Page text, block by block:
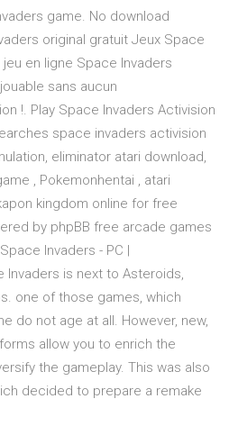
game. No download
original gratuit Jeux Space
en ligne Space Invaders
sans aucun
!. Play Space Invaders Activision
space invaders activision
eliminator atari download,
, Pokemonhentai , atari
kingdom online for free
by phpBB free arcade games
Invaders - PC |
is next to Asteroids,
one of those games, which
do not age at all. However, new,
allow you to enrich the
the gameplay. This was also
decided to prepare a remake